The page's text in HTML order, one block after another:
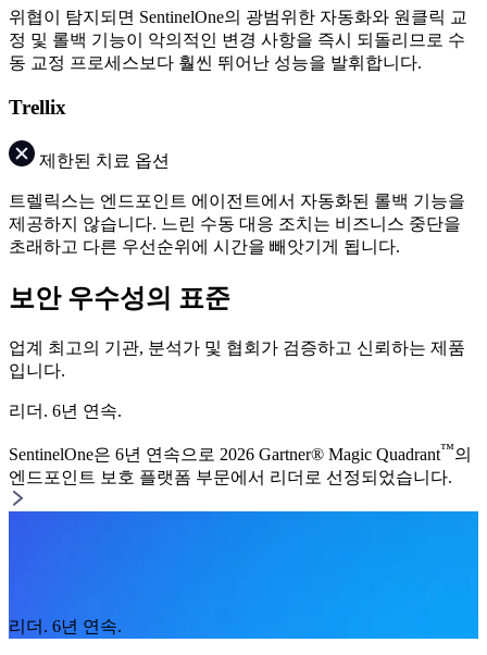
위협이 탐지되면 SentinelOne의 광범위한 자동화와 원클릭 교
정 및 롤백 기능이 악의적인 변경 사항을 즉시 되돌리므로 수
동 교정 프로세스보다 훨씬 뛰어난 성능을 발휘합니다.
Trellix
제한된 치료 옵션
트렐릭스는 엔드포인트 에이전트에서 자동화된 롤백 기능을
제공하지 않습니다. 느린 수동 대응 조치는 비즈니스 중단을
초래하고 다른 우선순위에 시간을 빼앗기게 됩니다.
보안 우수성의 표준
업계 최고의 기관, 분석가 및 협회가 검증하고 신뢰하는 제품
입니다.
리더. 6년 연속.
SentinelOne은 6년 연속으로 2026 Gartner® Magic Quadrant™의
엔드포인트 보호 플랫폼 부문에서 리더로 선정되었습니다.
리더. 6년 연속.